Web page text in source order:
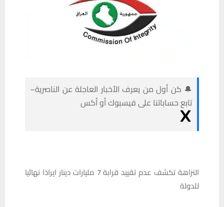
🔔 كن أول من يعرف الأخبار العاجلة عن الناصرية–
تابع حساباتنا على فيسبوك أو أكس
النزاهة تكشف عدم تقييد قرابة 7 مليارات دينار ايراذا نهائيا
للدولة